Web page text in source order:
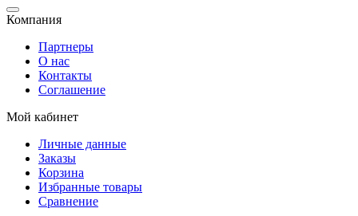
Компания
Партнеры
О нас
Контакты
Соглашение
Мой кабинет
Личные данные
Заказы
Корзина
Избранные товары
Сравнение